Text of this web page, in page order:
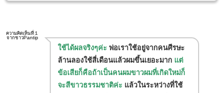
ความคิดเห็นที่１
จากชาวPantip
ใช้ได้ผลจริงๆค่ะ พ่อเราใช้อยู่จากคนศีรษะ
ล้านลองใช้สี่เดือนแล้วผมขึ้นเยอะมาก แต่
ข้อเสียก็คือถ้าเป็นคนผมขาวผมที่เกิดใหม่ก็
จะสีขาวธรรมชาติค่ะ แล้วในระหว่างที่ใช้